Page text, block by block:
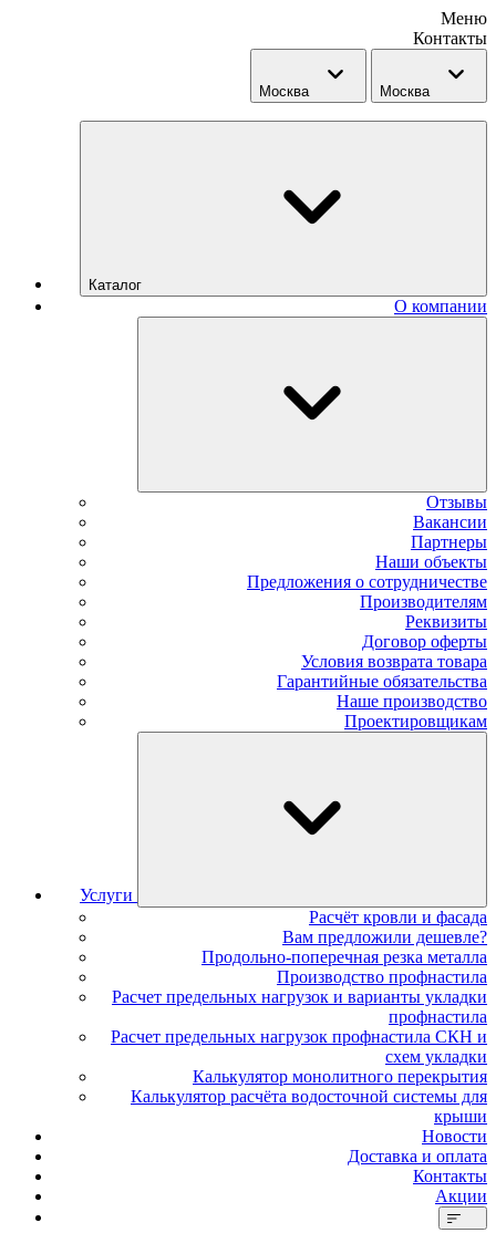
Меню
Контакты
Москва Москва
Каталог
О компании
Отзывы
Вакансии
Партнеры
Наши объекты
Предложения о сотрудничестве
Производителям
Реквизиты
Договор оферты
Условия возврата товара
Гарантийные обязательства
Наше производство
Проектировщикам
Услуги
Расчёт кровли и фасада
Вам предложили дешевле?
Продольно-поперечная резка металла
Производство профнастила
Расчет предельных нагрузок и варианты укладки
профнастила
Расчет предельных нагрузок профнастила СКН и
схем укладки
Калькулятор монолитного перекрытия
Калькулятор расчёта водосточной системы для
крыши
Новости
Доставка и оплата
Контакты
Акции